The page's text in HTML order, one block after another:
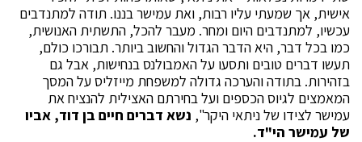
אישית, אך שמעתי עליו רבות, ואת עמישר בננו. תודה למתנדבים
עכשיו, למתנדבים היום ומחר. מעבר להכל, התשתית האנושית,
כמו בכל דבר, היא הדבר הגדול והחשוב ביותר. תבורכו כולם,
תעשו דברים טובים ותסעו על האמבולנס בנחישות, אבל גם
בזהירות. בתודה והערכה גדולה למשפחת מייזליס על המסך
המאמצים לגיוס הכספים ועל בחירתם האצילית להנציח את
עמישר לצידו של ניתאי היקר", נשא דברים חיים בן דוד, אביו
של עמישר הי"ד.